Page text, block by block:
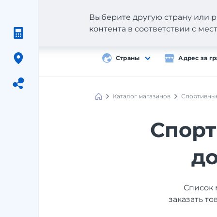
Страны Адрес за
Выберите другую страну или
контента в соответствии с
Meest
Каталог магазинов
Список
заказать